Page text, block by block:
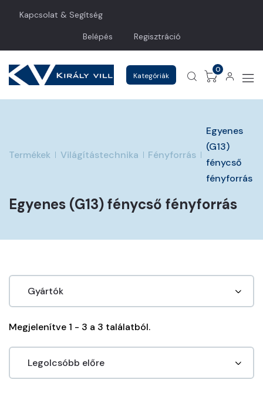
Kapcsolat & Segítség
Belépés Regisztráció
Kategóriák
0
Termékek Világítástechnika Fényforrás
Egyenes
(G13)
fénycső
fényforrás
Egyenes (G13) fénycső fényforrás
Megjelenítve 1 - 3 a 3 találatból.